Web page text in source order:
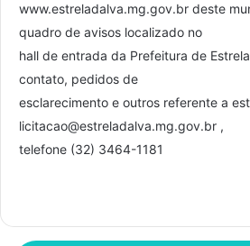
www.estreladalva.mg.gov.br deste
quadro de avisos localizado no
hall de entrada da Prefeitura de
contato, pedidos de
esclarecimento e outros referente a
licitacao@estreladalva.mg.gov.br ,
telefone (32) 3464-1181